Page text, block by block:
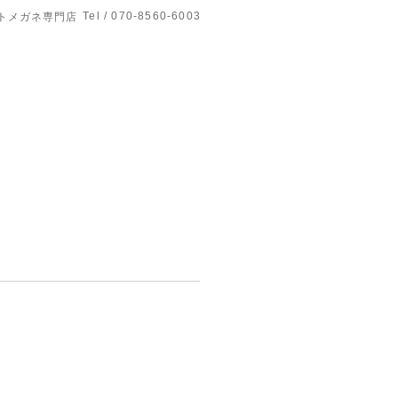
メガネ専門店 Tel / 070-8560-6003